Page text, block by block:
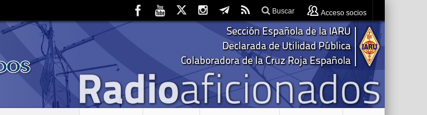
Buscar Acceso socios